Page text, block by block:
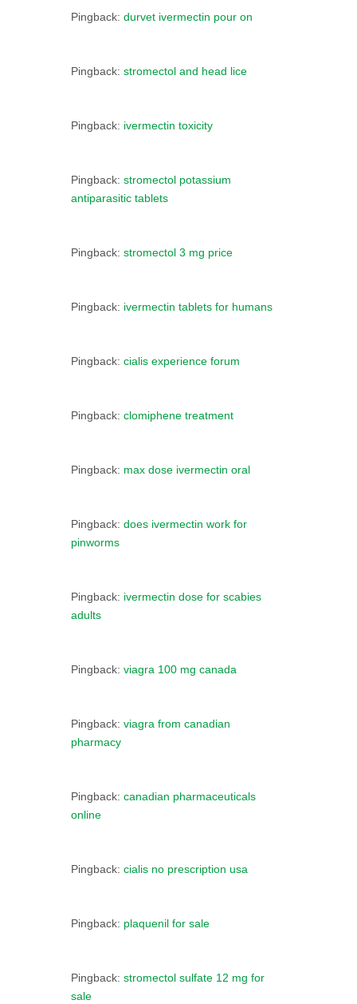
Pingback: durvet ivermectin pour on
Pingback: stromectol and head lice
Pingback: ivermectin toxicity
Pingback: stromectol potassium
antiparasitic tablets
Pingback: stromectol 3 mg price
Pingback: ivermectin tablets for humans
Pingback: cialis experience forum
Pingback: clomiphene treatment
Pingback: max dose ivermectin oral
Pingback: does ivermectin work for
pinworms
Pingback: ivermectin dose for scabies
adults
Pingback: viagra 100 mg canada
Pingback: viagra from canadian
pharmacy
Pingback: canadian pharmaceuticals
online
Pingback: cialis no prescription usa
Pingback: plaquenil for sale
Pingback: stromectol sulfate 12 mg for
sale